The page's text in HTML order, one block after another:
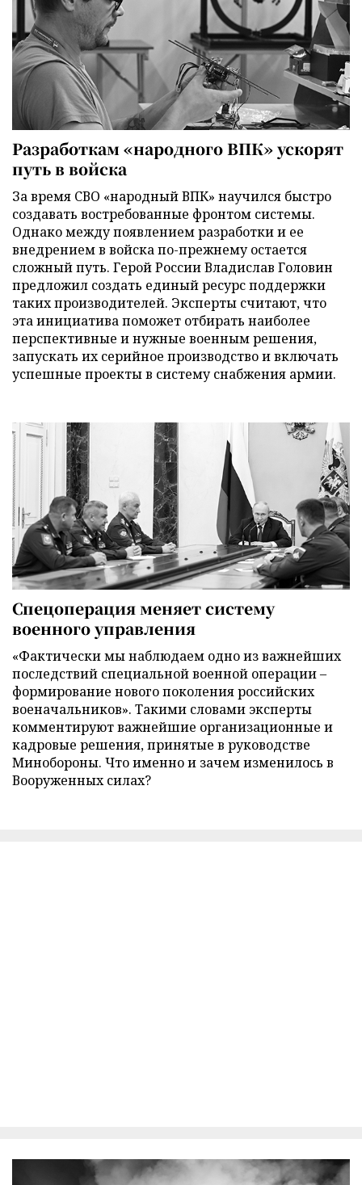
Разработкам «народного ВПК» ускорят
путь в войска
За время СВО «народный ВПК» научился быстро
создавать востребованные фронтом системы.
Однако между появлением разработки и ее
внедрением в войска по-прежнему остается
сложный путь. Герой России Владислав Головин
предложил создать единый ресурс поддержки
таких производителей. Эксперты считают, что
эта инициатива поможет отбирать наиболее
перспективные и нужные военным решения,
запускать их серийное производство и включать
успешные проекты в систему снабжения армии.
Спецоперация меняет систему
военного управления
«Фактически мы наблюдаем одно из важнейших
последствий специальной военной операции –
формирование нового поколения российских
военачальников». Такими словами эксперты
комментируют важнейшие организационные и
кадровые решения, принятые в руководстве
Минобороны. Что именно и зачем изменилось в
Вооруженных силах?